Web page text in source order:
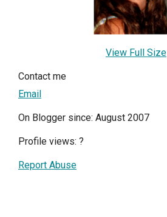
View Full Size
Contact me
Email
On Blogger since: August 2007
Profile views: ?
Report Abuse